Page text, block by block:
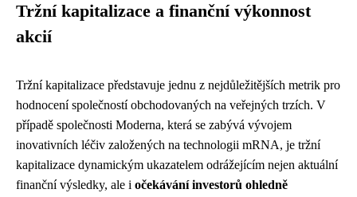
Tržní kapitalizace a finanční výkonnost
akcií
Tržní kapitalizace představuje jednu z nejdůležitějších metrik pro
hodnocení společností obchodovaných na veřejných trzích. V
případě společnosti Moderna, která se zabývá vývojem
inovativních léčiv založených na technologii mRNA, je tržní
kapitalizace dynamickým ukazatelem odrážejícím nejen aktuální
finanční výsledky, ale i očekávání investorů ohledně